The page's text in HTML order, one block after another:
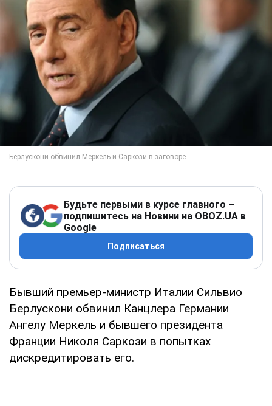
Будьте первыми в курсе главного –
подпишитесь на Новини на OBOZ.UA в
Google
Подписаться
Бывший премьер-министр Италии Сильвио
Берлускони обвинил Канцлера Германии
Ангелу Меркель и бывшего президента
Франции Николя Саркози в попытках
дискредитировать его.